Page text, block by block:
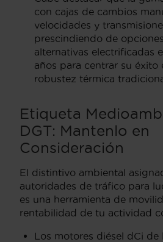
con cajas de cambios
velocidades y
prescindiendo de
alternativas electrificadas
años para centrar su éxito
robustez térmica
Etiqueta
DGT: Mantenlo en
Consideración
El distintivo ambiental
autoridades de tráfico para
es una herramienta de
rentabilidad de tu actividad
Los motores diésel dCi de